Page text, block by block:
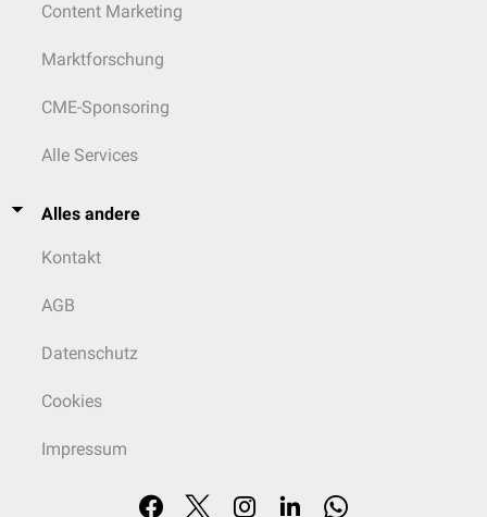
Content Marketing
Marktforschung
CME-Sponsoring
Alle Services
Alles andere
Kontakt
AGB
Datenschutz
Cookies
Impressum